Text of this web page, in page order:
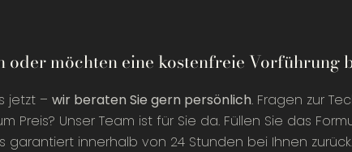
oder möchten eine kostenfreie Vorführung
jetzt – wir beraten Sie gern persönlich. Fragen zur
Preis? Unser Team ist für Sie da. Füllen Sie das
garantiert innerhalb von 24 Stunden bei Ihnen zurück.